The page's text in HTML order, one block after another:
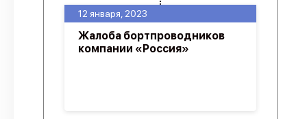
12 января, 2023
Жалоба бортпроводников
компании «Россия»